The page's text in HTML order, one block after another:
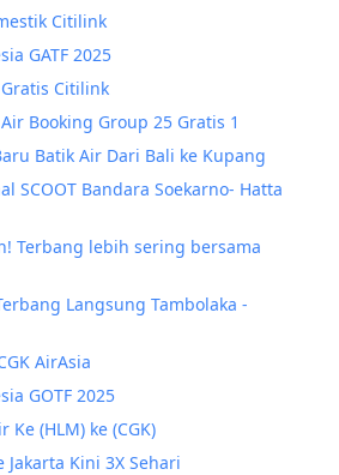
Citilink
GATF 2025
Citilink
Booking Group 25 Gratis 1
Batik Air Dari Bali ke Kupang
SCOOT Bandara Soekarno- Hatta
Terbang lebih sering bersama
Langsung Tambolaka -
AirAsia
GOTF 2025
(HLM) ke (CGK)
Jakarta Kini 3X Sehari